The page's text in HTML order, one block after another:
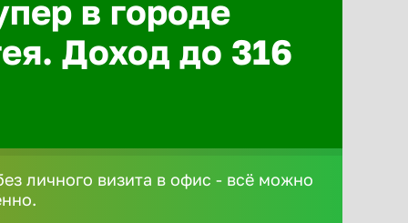
в городе
Доход до 316
личного визита в офис - всё можно